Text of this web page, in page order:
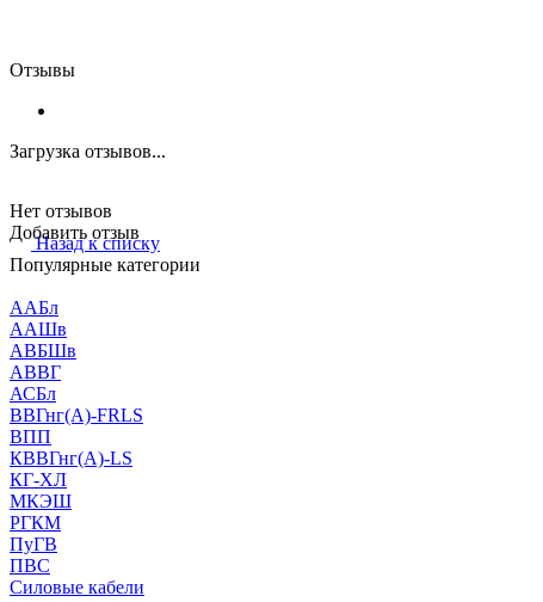
Отзывы
Загрузка отзывов...
Нет отзывов
Добавить отзыв
Назад к списку
Популярные категории
ААБл
ААШв
АВБШв
АВВГ
АСБл
ВВГнг(А)-FRLS
ВПП
КВВГнг(А)-LS
КГ-ХЛ
МКЭШ
РГКМ
ПуГВ
ПВС
Силовые кабели